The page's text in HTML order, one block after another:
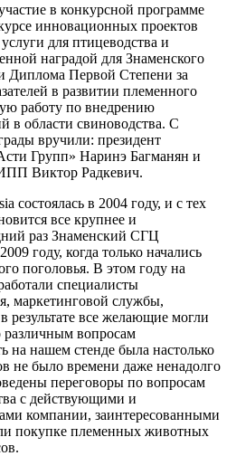
в конкурсной программе
инновационных проектов
для птицеводства и
наградой для Знаменского
Диплома Первой Степени за
в развитии племенного
работу по внедрению
в области свиноводства. С
вручили: президент
Групп» Наринэ Багманян и
Виктор Радкевич.
состоялась в 2004 году, и с тех
все крупнее и
раз Знаменский СГЦ
году, когда только начались
поголовья. В этом году на
специалисты
маркетинговой службы,
результате все желающие могли
различным вопросам
на нашем стенде была настолько
не было времени даже ненадолго
переговоры по вопросам
с действующими и
компании, заинтересованными
покупке племенных животных